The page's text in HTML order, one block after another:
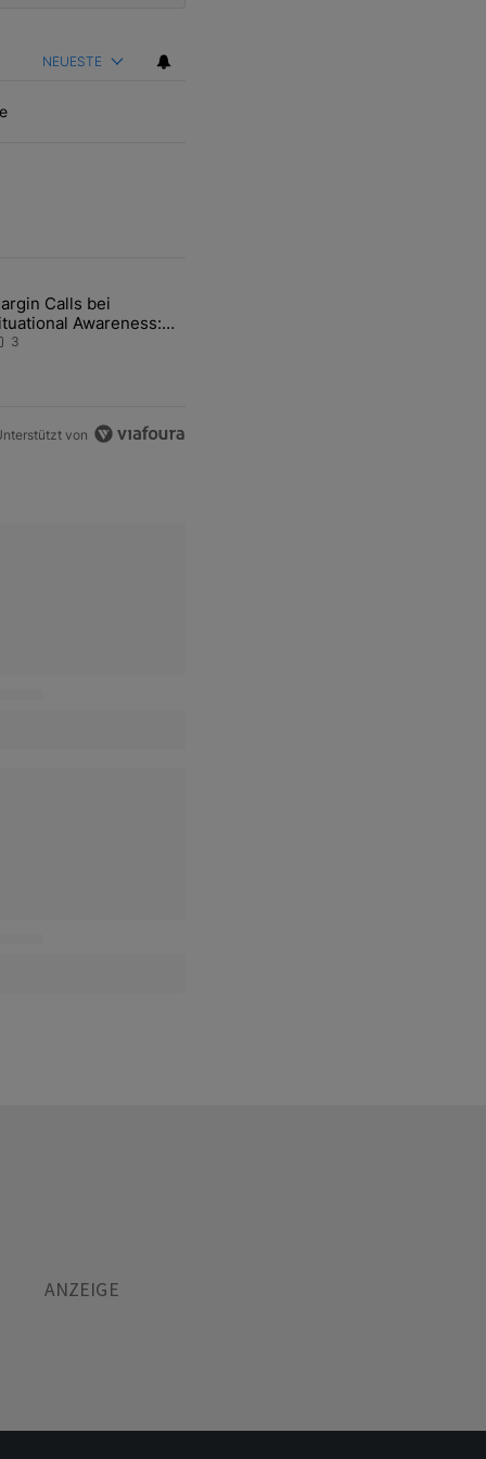
NEUESTE
Artikel der letzten 7 days.
der Zentralbanken könnte Goldpreis weiter belasten" mit 5
mit dem Titel "Margin Calls bei Situational Awareness: Alles
Calls bei
Awareness:
über den Retter-
3
von